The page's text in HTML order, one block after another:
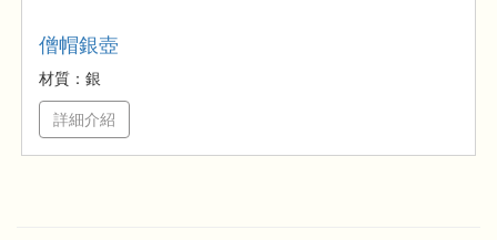
僧帽銀壺
材質：銀
詳細介紹